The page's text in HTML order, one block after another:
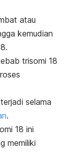
atau
kemudian
trisomi 18
selama
.
18 ini
memiliki